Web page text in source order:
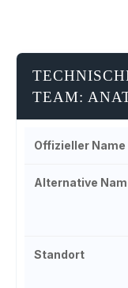
TEAM:
Offizieller Name
Alternative
Standort